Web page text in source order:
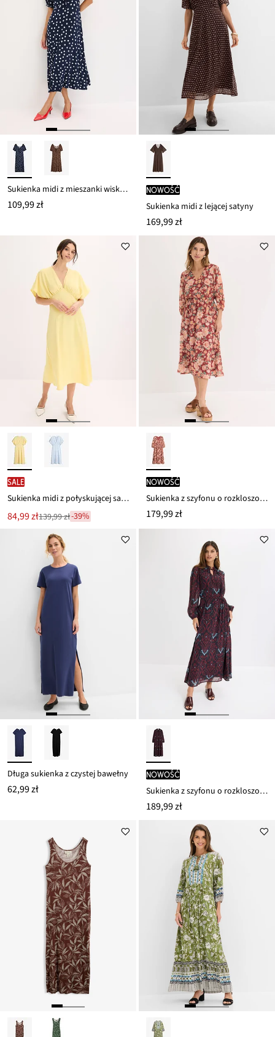
Sukienka midi z mieszanki wiskozy
109,99 zł
nowość
Sukienka midi z lejącej satyny
169,99 zł
SALE
Sukienka midi z połyskującej satyny
Nowa
cena
84,99 zł
Przeceniono
139,99 zł-39%
nowość
Sukienka z szyfonu o rozkloszowanym kroju
179,99 zł
Długa sukienka z czystej bawełny
62,99 zł
nowość
Sukienka z szyfonu o rozkloszowanym kroju
189,99 zł